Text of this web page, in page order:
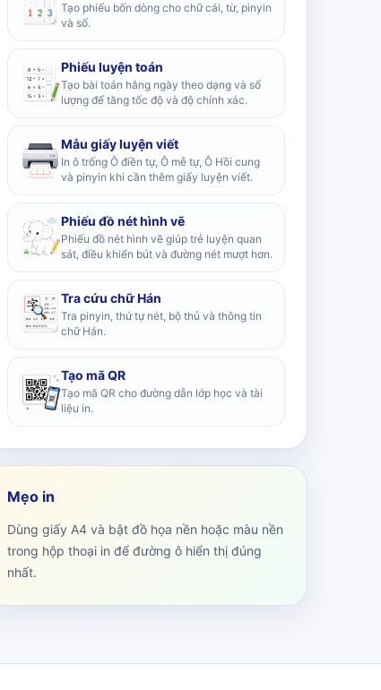
Tạo phiếu bốn dòng cho chữ cái, từ, pinyin
và số.
Phiếu luyện toán
Tạo bài toán hằng ngày theo dạng và số
lượng để tăng tốc độ và độ chính xác.
Mẫu giấy luyện viết
In ô trống Ô điền tự, Ô mễ tự, Ô Hồi cung
và pinyin khi cần thêm giấy luyện viết.
Phiếu đồ nét hình vẽ
Phiếu đồ nét hình vẽ giúp trẻ luyện quan
sát, điều khiển bút và đường nét mượt hơn.
Tra cứu chữ Hán
Tra pinyin, thứ tự nét, bộ thủ và thông tin
chữ Hán.
Tạo mã QR
Tạo mã QR cho đường dẫn lớp học và tài
liệu in.
Mẹo in
Dùng giấy A4 và bật đồ họa nền hoặc màu nền
trong hộp thoại in để đường ô hiển thị đúng
nhất.